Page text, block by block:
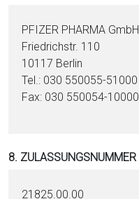
PFIZER PHARMA GmbH
Friedrichstr. 110
10117 Berlin
Tel.: 030 550055-51000
Fax: 030 550054-10000
8. ZULASSUNGSNUMMER
21825.00.00